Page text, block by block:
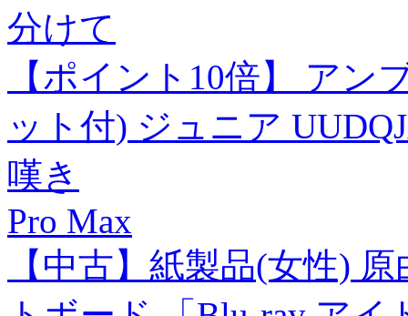
分けて
【ポイント10倍】 アン
ット付) ジュニア
嘆き
Pro Max
【中古】紙製品(女性)